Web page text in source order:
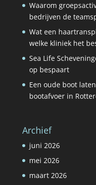
Waarom
bedrijven de
Wat een
welke kliniek het
Sea Life
op bespaart
Een oude boot
bootafvoer in
Archief
juni 2026
mei 2026
maart 2026